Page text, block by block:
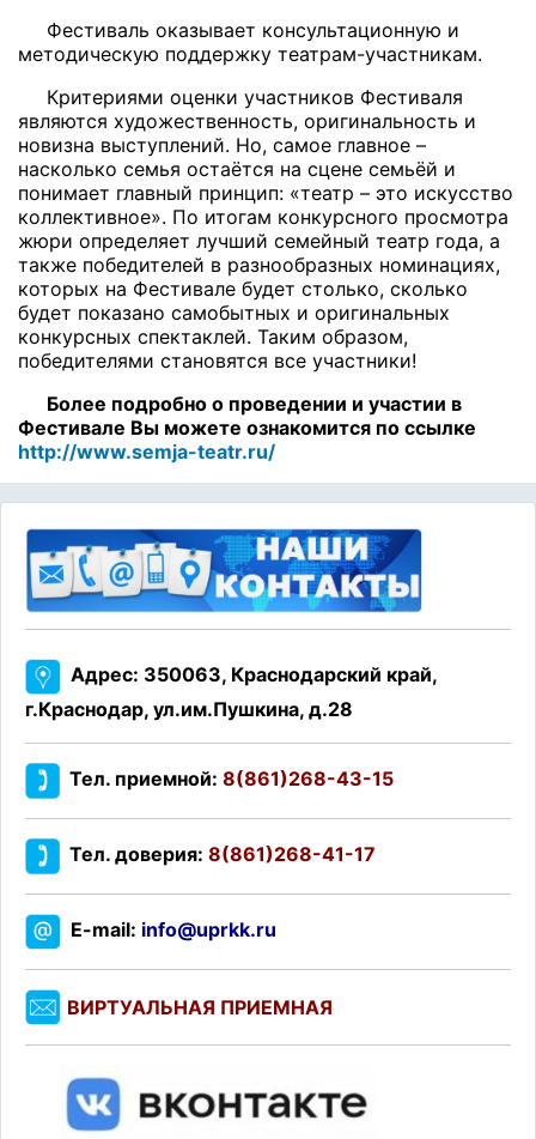
Фестиваль оказывает консультационную и
методическую поддержку театрам-участникам.
Критериями оценки участников Фестиваля
являются художественность, оригинальность и
новизна выступлений. Но, самое главное –
насколько семья остаётся на сцене семьёй и
понимает главный принцип: «театр – это искусство
коллективное». По итогам конкурсного просмотра
жюри определяет лучший семейный театр года, а
также победителей в разнообразных номинациях,
которых на Фестивале будет столько, сколько
будет показано самобытных и оригинальных
конкурсных спектаклей. Таким образом,
победителями становятся все участники!
Более подробно о проведении и участии в
Фестивале Вы можете ознакомится по ссылке
http://www.semja-teatr.ru/
Адрес: 350063, Краснодарский край,
г.Краснодар, ул.им.Пушкина, д.28
Тел. приемной: 8(861)268-43-15
Тел. доверия: 8(861)268-41-17
E-mail: info@uprkk.ru
ВИРТУАЛЬНАЯ ПРИЕМНАЯ